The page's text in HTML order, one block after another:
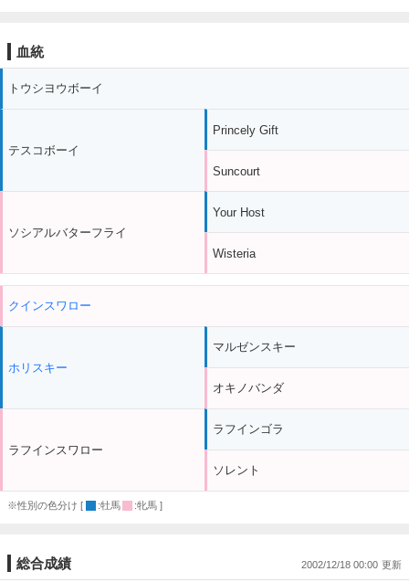
血統
トウシヨウボーイ
テスコボーイ
ソシアルバターフライ
Princely Gift
Suncourt
Your Host
Wisteria
クインスワロー
ホリスキー
ラフインスワロー
マルゼンスキー
オキノバンダ
ラフインゴラ
ソレント
※性別の色分け [ :牡馬 :牝馬 ]
総合成績 2002/12/18 00:00